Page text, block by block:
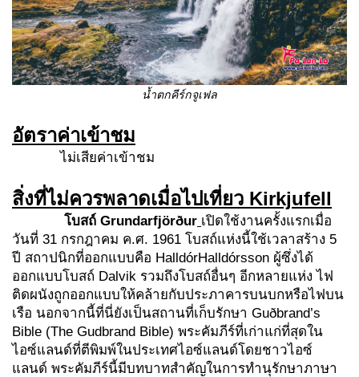
น้ำตกคีร์กจูเฟล
อัตราค่าเข้าชม
ไม่เสียค่าเข้าชม
สิ่งที่ไม่ควรพลาดเมื่อไปเที่ยว Kirkjufell
โบสถ์ Grundarfjörður เปิดใช้งานครั้งแรกเมื่อ
วันที่ 31 กรกฎาคม ค.ศ. 1961 โบสถ์แห่งนี้ใช้เวลาสร้าง 5
ปี สถาปนิกที่ออกแบบคือ HalldórHalldórsson ผู้ซึ่งได้
ออกแบบโบสถ์ Dalvik รวมถึงโบสถ์อื่นๆ อีกหลายแห่ง ไฟ
ติดผนังถูกออกแบบให้คล้ายกับประภาคารบนบกหรือไฟบน
เรือ นอกจากนี้ที่นี่ยังเป็นสถานที่เก็บรักษา Guðbrand’s
Bible (The Gudbrand Bible) พระคัมภีร์ที่เก่าแก่ที่สุดใน
ไอซ์แลนด์ที่ตีพิมพ์ในประเทศไอซ์แลนด์โดยชาวไอซ์
แลนด์ พระคัมภีร์นี้มีบทบาทสำคัญในการทำนุรักษาภาษา